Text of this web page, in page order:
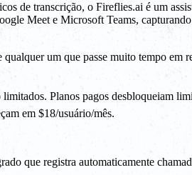
de transcrição, o Fireflies.ai é um
Meet e Microsoft Teams,
um que passe muito tempo
Planos pagos desbloqueiam
em $18/usuário/mês.
que registra automaticamente